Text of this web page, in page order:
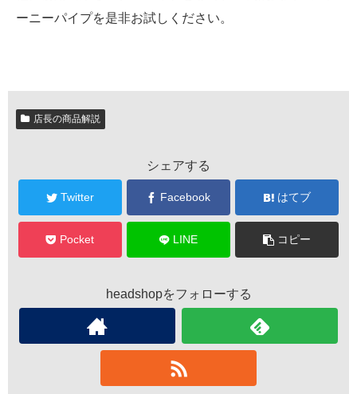
ーニーパイプを是非お試しください。
店長の商品解説
シェアする
Twitter Facebook はてブ
Pocket LINE コピー
headshopをフォローする